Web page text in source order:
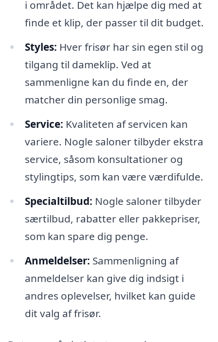
i området. Det kan hjælpe dig med at
finde et klip, der passer til dit budget.
Styles: Hver frisør har sin egen stil og
tilgang til dameklip. Ved at
sammenligne kan du finde en, der
matcher din personlige smag.
Service: Kvaliteten af servicen kan
variere. Nogle saloner tilbyder ekstra
service, såsom konsultationer og
stylingtips, som kan være værdifulde.
Specialtilbud: Nogle saloner tilbyder
særtilbud, rabatter eller pakkepriser,
som kan spare dig penge.
Anmeldelser: Sammenligning af
anmeldelser kan give dig indsigt i
andres oplevelser, hvilket kan guide
dit valg af frisør.